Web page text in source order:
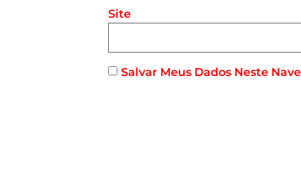
Site
Salvar Meus Dados Neste